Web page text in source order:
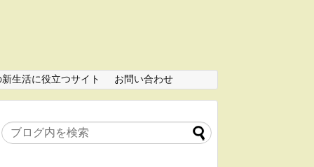
生活に役立つサイト お問い合わせ